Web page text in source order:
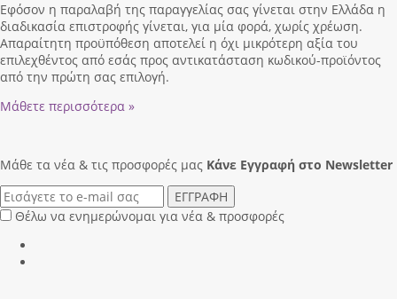
Εφόσον η παραλαβή της παραγγελίας σας γίνεται στην Ελλάδα η
διαδικασία επιστροφής γίνεται, για μία φορά, χωρίς χρέωση.
Απαραίτητη προϋπόθεση αποτελεί η όχι μικρότερη αξία του
επιλεχθέντος από εσάς προς αντικατάσταση κωδικού-προϊόντος
από την πρώτη σας επιλογή.
Μάθετε περισσότερα »
Μάθε τα νέα & τις προσφορές μας Κάνε Eγγραφή στο Newsletter
ΕΓΓΡΑΦΗ
Θέλω να ενημερώνομαι για νέα & προσφορές